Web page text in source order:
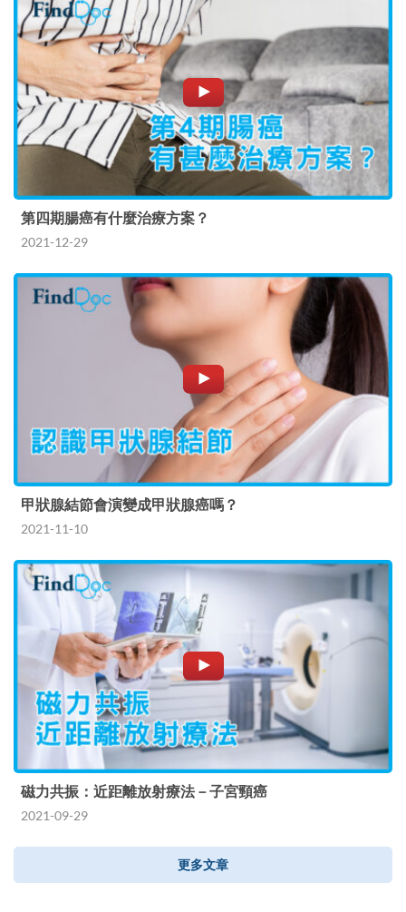
第四期腸癌有什麼治療方案？
2021-12-29
甲狀腺結節會演變成甲狀腺癌嗎？
2021-11-10
磁力共振：近距離放射療法－子宮頸癌
2021-09-29
更多文章